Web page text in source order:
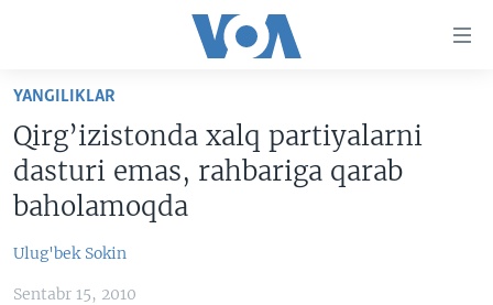
Boshiga
Qidiruvga
o'ting
AMERIKA
MARKAZIY OSIYO
YANGILIKLAR
Qirg’izistonda xalq partiyalarni
dasturi emas, rahbariga qarab
baholamoqda
Ulug'bek Sokin
Sentabr 15, 2010